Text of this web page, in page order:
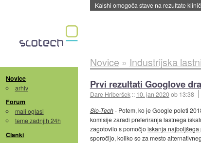
Sandisk že prodal več kot polovico
Novice
arhiv
Forum
mali oglasi
teme zadnjih 24h
Članki
Novice » Industrijska
Prvi rezultati Googlove
Dare Hriberšek :: 10. jan 2020ob 13:38
Slo-Tech- Potem, ko je Google poleti
komisije zaradi preferiranja lastnega
zagotovilo s pomočjoiskanja najboljšega
sporočijo, koliko so za mesto